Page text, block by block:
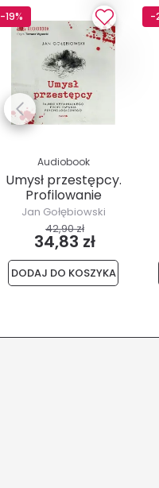
-19%
Audiobook
Umysł przestępcy.
Profilowanie
kryminalne
Jan Gołębiowski
42,90 zł
34,83 zł
DODAJ DO KOSZYKA
-